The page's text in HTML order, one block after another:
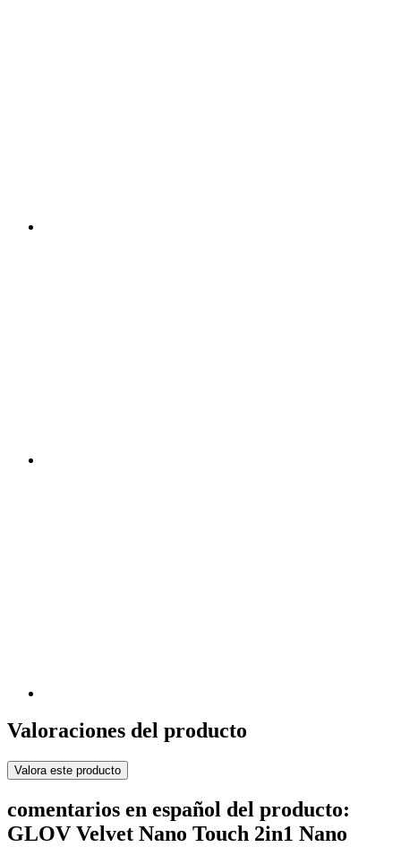
Valoraciones del producto
Valora este producto
comentarios en español del producto:
GLOV Velvet Nano Touch 2in1 Nano